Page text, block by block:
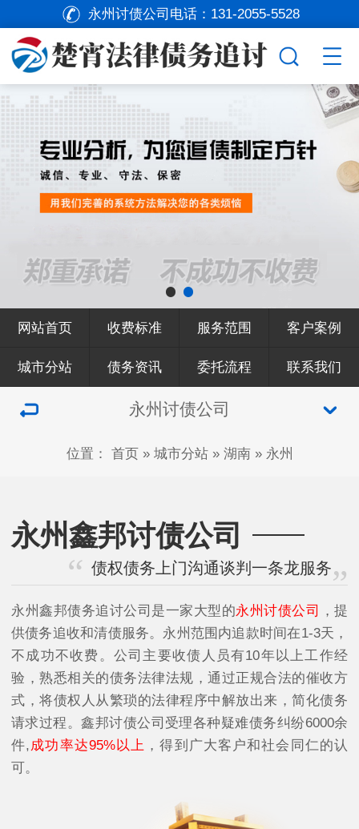
永州讨债公司电话： 131-2055-5528
网站首页 收费标准 服务范围 客户案例
城市分站 债务资讯 委托流程 联系我们
永州讨债公司
位置： 首页» 城市分站» 湖南» 永州
永州鑫邦讨债公司
债权债务上门沟通谈判一条龙服务
永州鑫邦债务追讨公司是一家大型的永州讨债公司
，提
供债务追收和清债服务。永州范围内追款时间在1-3天，
不成功不收费。公司主要收债人员有10年以上工作经
验，熟悉相关的债务法律法规，通过正规合法的催收方
式，将债权人从繁琐的法律程序中解放出来，简化债务
请求过程。鑫邦讨债公司受理各种疑难债务纠纷6000余
件, 成功率达95%以上 ，得到广大客户和社会同仁的认
可。